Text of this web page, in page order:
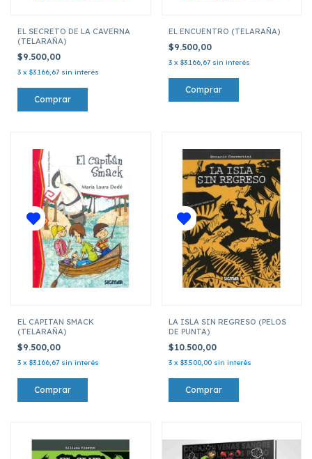
EL SECRETO DE LA CAVERNA
(TELARAÑA)
$9.500,00
3 x $3.166,67 sin interés
EL ENCUENTRO (TELARAÑA)
$9.500,00
3 x $3.166,67 sin interés
EL CAPITAN SMACK
(TELARAÑA)
$9.500,00
3 x $3.166,67 sin interés
LA ISLA SIN REGRESO (PELOS
DE PUNTA)
$10.500,00
3 x $3.500,00 sin interés